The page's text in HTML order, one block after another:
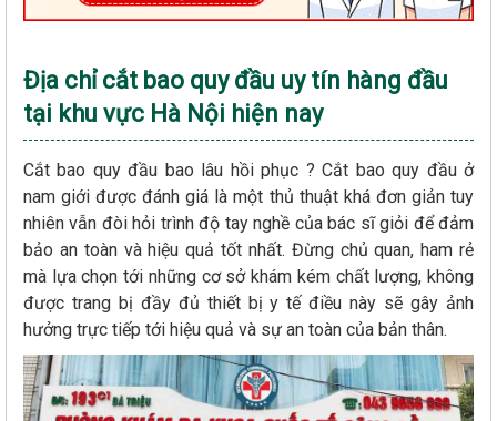
Địa chỉ cắt bao quy đầu uy tín hàng đầu
tại khu vực Hà Nội hiện nay
Cắt bao quy đầu bao lâu hồi phục ? Cắt bao quy đầu ở
nam giới được đánh giá là một thủ thuật khá đơn giản tuy
nhiên vẫn đòi hỏi trình độ tay nghề của bác sĩ giỏi để đảm
bảo an toàn và hiệu quả tốt nhất. Đừng chủ quan, ham rẻ
mà lựa chọn tới những cơ sở khám kém chất lượng, không
được trang bị đầy đủ thiết bị y tế điều này sẽ gây ảnh
hưởng trực tiếp tới hiệu quả và sự an toàn của bản thân.